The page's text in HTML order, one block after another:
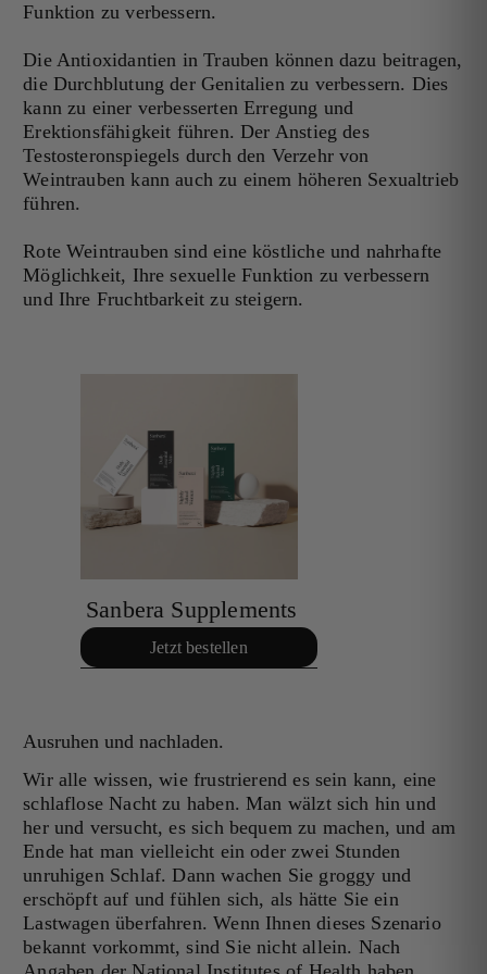
Funktion zu verbessern.
Die Antioxidantien in Trauben können dazu beitragen,
die Durchblutung der Genitalien zu verbessern. Dies
kann zu einer verbesserten Erregung und
Erektionsfähigkeit führen. Der Anstieg des
Testosteronspiegels durch den Verzehr von
Weintrauben kann auch zu einem höheren Sexualtrieb
führen.
Rote Weintrauben sind eine köstliche und nahrhafte
Möglichkeit, Ihre sexuelle Funktion zu verbessern
und Ihre Fruchtbarkeit zu steigern.
Sanbera Supplements
Jetzt bestellen
Ausruhen und nachladen.
Wir alle wissen, wie frustrierend es sein kann, eine
schlaflose Nacht zu haben. Man wälzt sich hin und
her und versucht, es sich bequem zu machen, und am
Ende hat man vielleicht ein oder zwei Stunden
unruhigen Schlaf. Dann wachen Sie groggy und
erschöpft auf und fühlen sich, als hätte Sie ein
Lastwagen überfahren. Wenn Ihnen dieses Szenario
bekannt vorkommt, sind Sie nicht allein. Nach